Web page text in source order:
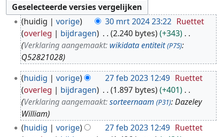
huidig vorige 30 mrt 2024 23:22 Ruettet
overleg
bijdragen 2.240 bytes
+343
Verklaring aangemaakt: wikidata entiteit (P75):
Q52821028
huidig vorige 27 feb 2023 12:49 Ruettet
overleg
bijdragen 1.897 bytes
+401
Verklaring aangemaakt:sorteernaam (P31): Dazeley
William
huidig
vorige 27 feb 2023 12:49 Ruettet